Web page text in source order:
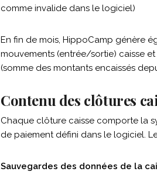
comme invalide dans le logiciel)
En fin de mois, HippoCamp génère
mouvements (entrée/sortie) caisse
(somme des montants encaissés
Contenu des clôtures
Chaque clôture caisse comporte la
de paiement défini dans le logiciel.
Sauvegardes des données de la